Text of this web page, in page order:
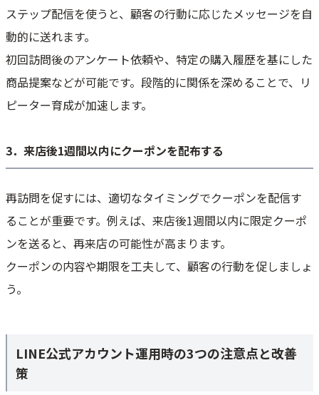
ステップ配信を使うと、顧客の行動に応じたメッセージを自
動的に送れます。
初回訪問後のアンケート依頼や、特定の購入履歴を基にした
商品提案などが可能です。段階的に関係を深めることで、リ
ピーター育成が加速します。
3．来店後1週間以内にクーポンを配布する
再訪問を促すには、適切なタイミングでクーポンを配信す
ることが重要です。例えば、来店後1週間以内に限定クーポ
ンを送ると、再来店の可能性が高まります。
クーポンの内容や期限を工夫して、顧客の行動を促しましょ
う。
LINE公式アカウント運用時の3つの注意点と改善
策